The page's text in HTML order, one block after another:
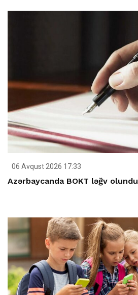
06 Avqust 2026 17:33
Azərbaycanda BOKT ləğv olundu